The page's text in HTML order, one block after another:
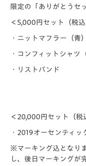
限定の「ありがとうセ
＜5,000円セット（税込
・ニットマフラー（青）
・コンフィットシャツ
・リストバンド
＜20,000円セット（税
・2019オーセンティッ
※マーキング込となり
し、後日マーキングが